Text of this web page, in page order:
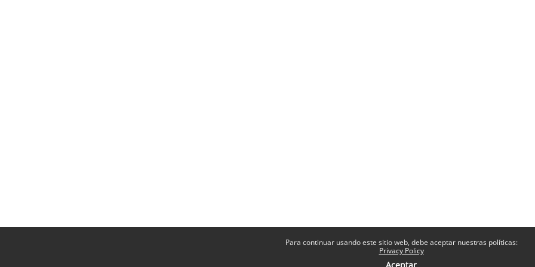
Para continuar usando este sitio web, debe aceptar nuestras políticas:
Privacy Policy